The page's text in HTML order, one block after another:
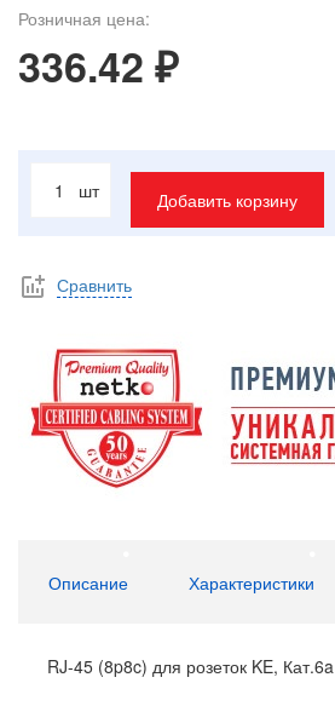
Розничная цена:
336.42 ₽
шт Добавить корзину
Сравнить
Описание Характеристики
RJ-45 (8p8c) для розеток KE, Кат.6a